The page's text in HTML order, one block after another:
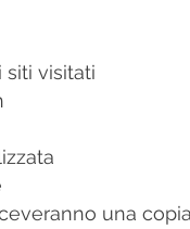
siti visitati
una